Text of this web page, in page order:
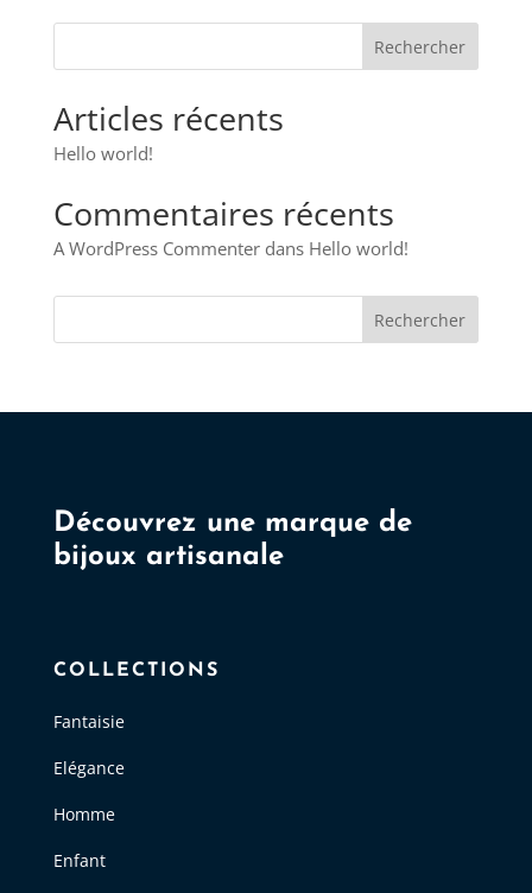
était :est :
Articles récents
Hello world!
Commentaires récents
A WordPress Commenterdans Hello world!
Rechercher
Découvrez une marque de
bijoux artisanale
COLLECTIONS
Fantaisie
Elégance
Homme
Enfant